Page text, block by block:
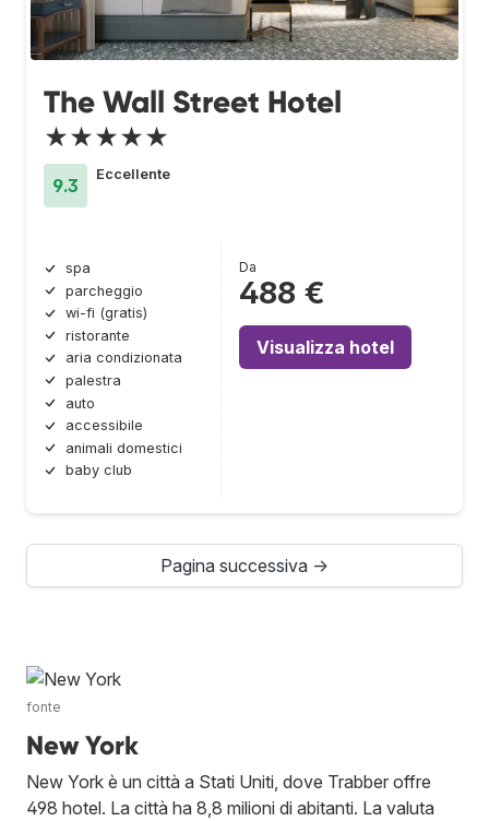
The Wall Street Hotel
★★★★★
9.3
Eccellente
spa
parcheggio
wi-fi (gratis)
ristorante
aria condizionata
palestra
auto
accessibile
animali domestici
baby club
Da
488 €
Visualizza hotel
Pagina successiva →
fonte
New York
New York è un città a Stati Uniti, dove Trabber offre
498 hotel. La città ha 8,8 milioni di abitanti. La valuta